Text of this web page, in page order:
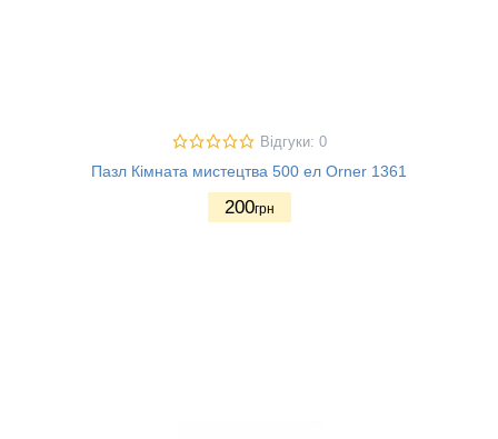
Відгуки: 0
Пазл Кімната мистецтва 500 ел Orner 1361
200грн